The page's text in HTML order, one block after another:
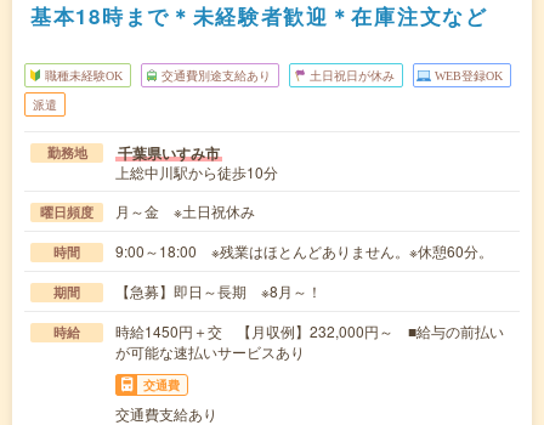
基本18時まで＊未経験者歓迎＊在庫注文など
職種未経験OK 交通費別途支給あり 土日祝日が休み WEB登録OK
派遣
勤務地 千葉県いすみ市
上総中川駅から徒歩10分
曜日頻度 月～金 ※土日祝休み
時間 9:00～18:00 ※残業はほとんどありません。※休憩60分。
期間 【急募】即日～長期 ※8月～！
時給
時給1450円＋交 【月収例】232,000円～ ■給与の前払い
が可能な速払いサービスあり
交通費
交通費支給あり